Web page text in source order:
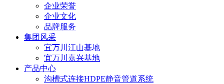
企业荣誉
企业文化
品牌服务
集团风采
宜万川江山基地
宜万川嘉兴基地
产品中心
沟槽式连接HDPE静音管道系统